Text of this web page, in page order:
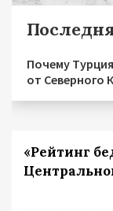
Почему
от Северного
«Рейтинг